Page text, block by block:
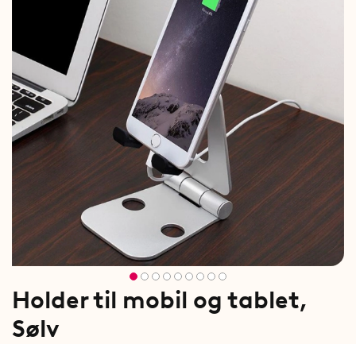
Holder til mobil og tablet,
Sølv